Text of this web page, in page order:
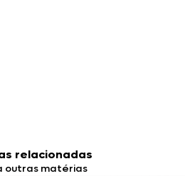
relacionadas
outras matérias